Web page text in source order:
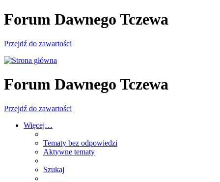
Forum Dawnego Tczewa
Przejdź do zawartości
Forum Dawnego Tczewa
Przejdź do zawartości
Więcej…
Tematy bez odpowiedzi
Aktywne tematy
Szukaj